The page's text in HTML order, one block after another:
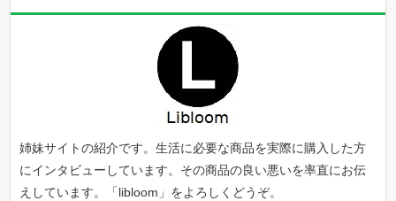
姉妹サイトの紹介です。生活に必要な商品を実際に購入した方
にインタビューしています。その商品の良い悪いを率直にお伝
えしています。「libloom 」をよろしくどうぞ。